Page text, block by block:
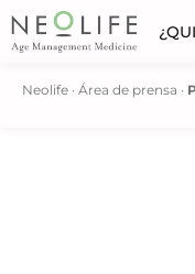
Neolife · Área de prensa ·